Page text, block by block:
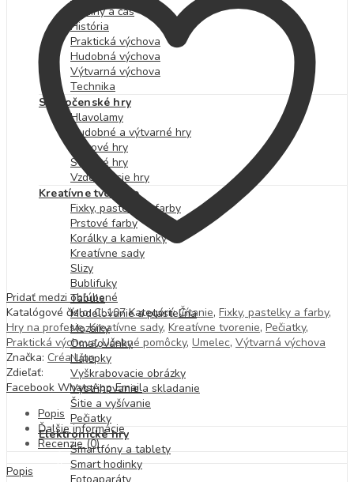
Hodiny a čas
História
Praktická výchova
Hudobná výchova
Výtvarná výchova
Technika
Spoločenské hry
Hlavolamy
Hudobné a výtvarné hry
Kartové hry
Stolové hry
Vzdelávacie hry
Kreatívne tvorenie
Fixky, pastelky a farby
Prstové farby
Korálky a kamienky
Kreatívne sady
Slizy
Bublifuky
Tabule
Modelovanie a plastelína
Mozaiky
Omaľovánky
Nálepky
Vyškrabovacie obrázky
Vystrihovanie a skladanie
Šitie a vyšívanie
Pečiatky
Elektronické hry
Smartfóny a tablety
Smart hodinky
Pridať medzi obľúbené
Katalógové číslo:CL107 Kategórií:Čítanie, Fixky, pastelky a farby,
Hry na profesie,Kreatívne sady, Kreatívne tvorenie, Pečiatky,
Praktická výchova,Učebné pomôcky, Umelec, Výtvarná výchova
Značka: Créa Lign
Zdieľať:
Facebook WhatsApp Email
Popis
Ďalšie informácie
Recenzie (0)
Popis